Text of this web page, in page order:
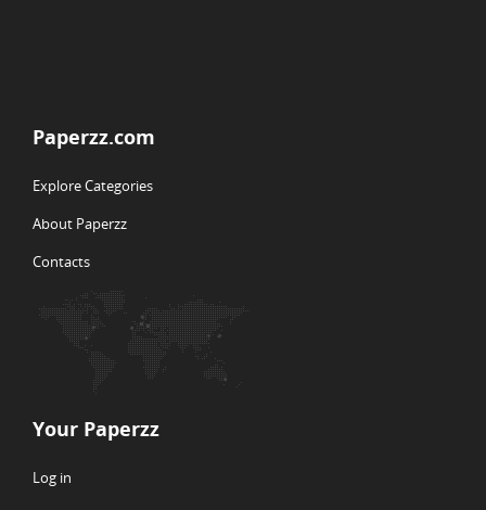
Paperzz.com
Explore Categories
About Paperzz
Contacts
Your Paperzz
Log in